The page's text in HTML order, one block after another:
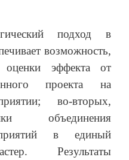
подход в
возможность,
оценки эффекта от
проекта на
во-вторых,
объединения
в единый
Результаты